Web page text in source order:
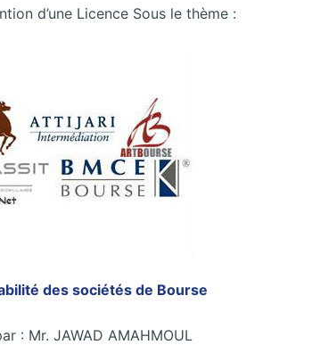
d’une Licence Sous le thème :
des sociétés de Bourse
: Mr. JAWAD AMAHMOUL